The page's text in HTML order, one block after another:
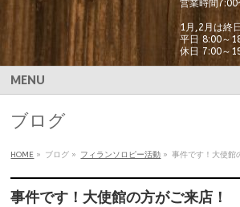
営業時間
1月,2月は終
平日 8:00～
休日 7:00～
MENU
ブログ
HOME » ブログ » フィランソロピー活動 » 事件です！大使館
事件です！大使館の方がご来店！